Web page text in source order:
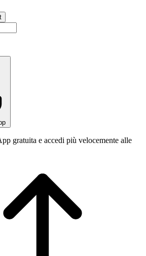
gratuita e accedi più velocemente alle